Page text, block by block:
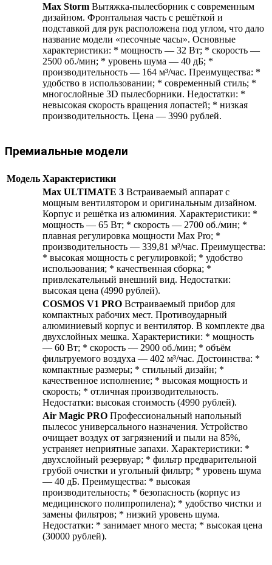
Max Storm Вытяжка-пылесборник с современным
дизайном. Фронтальная часть с решёткой и
подставкой для рук расположена под углом, что дало
название модели «песочные часы». Основные
характеристики: * мощность — 32 Вт; * скорость —
2500 об./мин; * уровень шума — 40 дБ; *
производительность — 164 м³/час. Преимущества: *
удобство в использовании; * современный стиль; *
многослойные 3D пылесборники. Недостатки: *
невысокая скорость вращения лопастей; * низкая
производительность. Цена — 3990 рублей.
Премиальные модели
Модель Характеристики
Max ULTIMATE 3 Встраиваемый аппарат с
мощным вентилятором и оригинальным дизайном.
Корпус и решётка из алюминия. Характеристики: *
мощность — 65 Вт; * скорость — 2700 об./мин; *
плавная регулировка мощности Max Pro; *
производительность — 339,81 м³/час. Преимущества:
* высокая мощность с регулировкой; * удобство
использования; * качественная сборка; *
привлекательный внешний вид. Недостатки:
высокая цена (4990 рублей).
COSMOS V1 PRO Встраиваемый прибор для
компактных рабочих мест. Противоударный
алюминиевый корпус и вентилятор. В комплекте два
двухслойных мешка. Характеристики: * мощность
— 60 Вт; * скорость — 2900 об./мин; * объём
фильтруемого воздуха — 402 м³/час. Достоинства: *
компактные размеры; * стильный дизайн; *
качественное исполнение; * высокая мощность и
скорость; * отличная производительность.
Недостатки: высокая стоимость (4990 рублей).
Air Magic PRO Профессиональный напольный
пылесос универсального назначения. Устройство
очищает воздух от загрязнений и пыли на 85%,
устраняет неприятные запахи. Характеристики: *
двухслойный резервуар; * фильтр предварительной
грубой очистки и угольный фильтр; * уровень шума
— 40 дБ. Преимущества: * высокая
производительность; * безопасность (корпус из
медицинского полипропилена); * удобство чистки и
замены фильтров; * низкий уровень шума.
Недостатки: * занимает много места; * высокая цена
(30000 рублей).